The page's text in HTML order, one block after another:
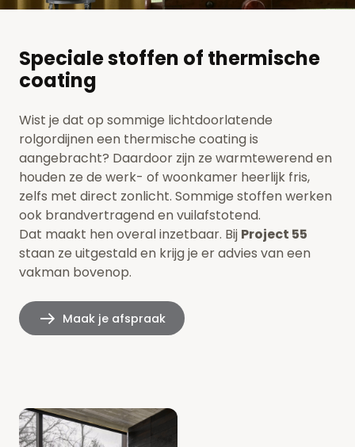
Speciale stoffen of thermische
coating
Wist je dat op sommige lichtdoorlatende
rolgordijnen een thermische coating is
aangebracht? Daardoor zijn ze warmtewerend en
houden ze de werk- of woonkamer heerlijk fris,
zelfs met direct zonlicht. Sommige stoffen werken
ook brandvertragend en vuilafstotend.
Dat maakt hen overal inzetbaar. Bij Project 55
staan ze uitgestald en krijg je er advies van een
vakman bovenop.
Maak je afspraak